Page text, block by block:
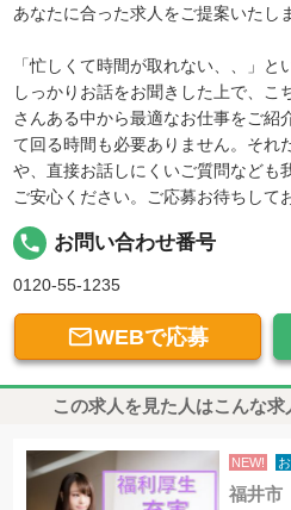
あなたに合った求人をご提案いたし
「忙しくて時間が取れない、、」と
しっかりお話をお聞きした上で、こ
さんある中から最適なお仕事をご紹
て回る時間も必要ありません。それ
や、直接お話しにくいご質問なども
ご安心ください。ご応募お待ちして
local_phone お問い合わせ番号
0120-55-1235
WEBで応募
この求人を見た人はこんな
NEW!
福井市